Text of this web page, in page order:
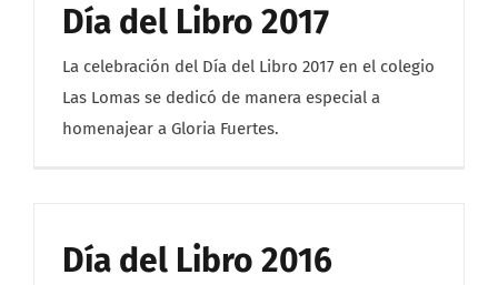
Día del Libro 2017
La celebración del Día del Libro 2017 en el colegio
Las Lomas se dedicó de manera especial a
homenajear a Gloria Fuertes.
Día del Libro 2016